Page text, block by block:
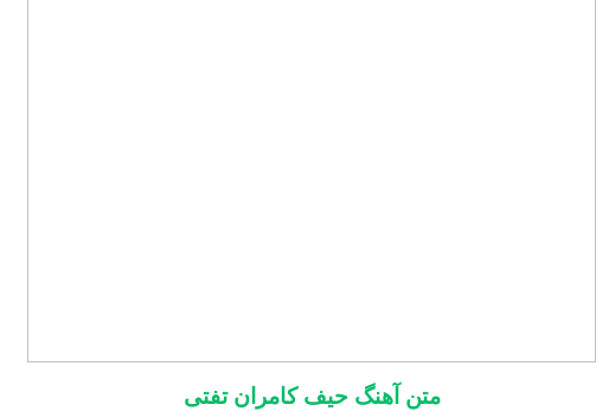
متن آهنگ حیف کامران تفتی